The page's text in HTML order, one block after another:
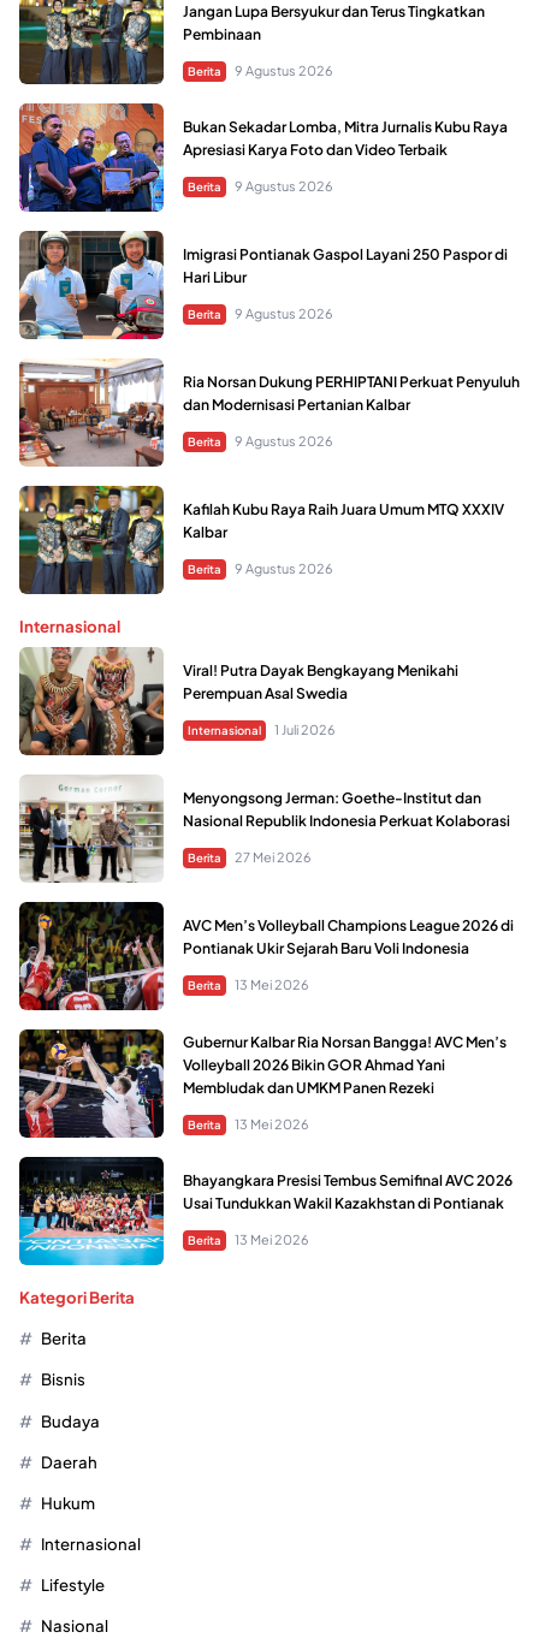
Jangan Lupa Bersyukur dan Terus Tingkatkan
Pembinaan
Berita 9 Agustus 2026
Bukan Sekadar Lomba, Mitra Jurnalis Kubu Raya
Apresiasi Karya Foto dan Video Terbaik
Berita 9 Agustus 2026
Imigrasi Pontianak Gaspol Layani 250 Paspor di
Hari Libur
Berita 9 Agustus 2026
Ria Norsan Dukung PERHIPTANI Perkuat Penyuluh
dan Modernisasi Pertanian Kalbar
Berita 9 Agustus 2026
Kafilah Kubu Raya Raih Juara Umum MTQ XXXIV
Kalbar
Berita 9 Agustus 2026
Internasional
Viral! Putra Dayak Bengkayang Menikahi
Perempuan Asal Swedia
Internasional 1 Juli 2026
Menyongsong Jerman: Goethe-Institut dan
Nasional Republik Indonesia Perkuat Kolaborasi
Berita 27 Mei 2026
AVC Men’s Volleyball Champions League 2026 di
Pontianak Ukir Sejarah Baru Voli Indonesia
Berita 13 Mei 2026
Gubernur Kalbar Ria Norsan Bangga! AVC Men’s
Volleyball 2026 Bikin GOR Ahmad Yani
Membludak dan UMKM Panen Rezeki
Berita 13 Mei 2026
Bhayangkara Presisi Tembus Semifinal AVC 2026
Usai Tundukkan Wakil Kazakhstan di Pontianak
Berita 13 Mei 2026
Kategori Berita
Berita
Bisnis
Budaya
Daerah
Hukum
Internasional
Lifestyle
Nasional